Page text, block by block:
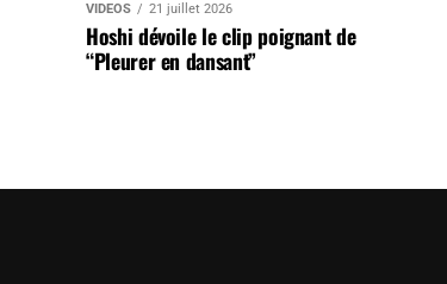
VIDEOS 21 juillet 2026
Hoshi dévoile le clip poignant de
“Pleurer en dansant”